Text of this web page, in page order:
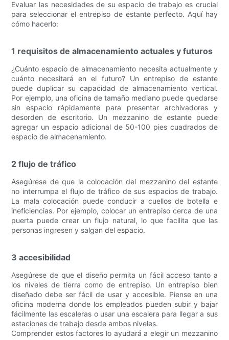
Evaluar las necesidades de su espacio de trabajo es crucial
para seleccionar el entrepiso de estante perfecto. Aquí hay
cómo hacerlo:
1 requisitos de almacenamiento actuales y futuros
¿Cuánto espacio de almacenamiento necesita actualmente y
cuánto necesitará en el futuro? Un entrepiso de estante
puede duplicar su capacidad de almacenamiento vertical.
Por ejemplo, una oficina de tamaño mediano puede quedarse
sin espacio rápidamente para presentar archivadores y
desorden de escritorio. Un mezzanino de estante puede
agregar un espacio adicional de 50-100 pies cuadrados de
espacio de almacenamiento.
2 flujo de tráfico
Asegúrese de que la colocación del mezzanino del estante
no interrumpa el flujo de tráfico de sus espacios de trabajo.
La mala colocación puede conducir a cuellos de botella e
ineficiencias. Por ejemplo, colocar un entrepiso cerca de una
puerta puede crear un flujo natural, lo que facilita que las
personas ingresen y salgan del espacio.
3 accesibilidad
Asegúrese de que el diseño permita un fácil acceso tanto a
los niveles de tierra como de entrepiso. Un entrepiso bien
diseñado debe ser fácil de usar y accesible. Piense en una
oficina moderna donde los empleados pueden subir y bajar
fácilmente las escaleras o usar una escalera para llegar a sus
estaciones de trabajo desde ambos niveles.
Comprender estos factores lo ayudará a elegir un mezzanino